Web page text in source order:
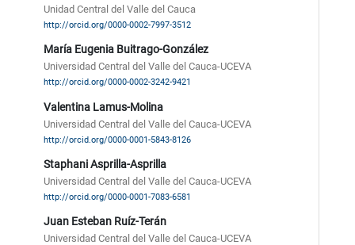
Unidad Central del Valle del Cauca
http://orcid.org/0000-0002-7997-3512
María Eugenia Buitrago-González
Universidad Central del Valle del Cauca-UCEVA
http://orcid.org/0000-0002-3242-9421
Valentina Lamus-Molina
Universidad Central del Valle del Cauca-UCEVA
http://orcid.org/0000-0001-5843-8126
Staphani Asprilla-Asprilla
Universidad Central del Valle del Cauca-UCEVA
http://orcid.org/0000-0001-7083-6581
Juan Esteban Ruíz-Terán
Universidad Central del Valle del Cauca-UCEVA